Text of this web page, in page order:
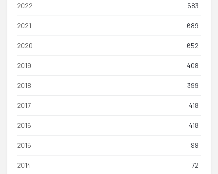
2022 583
2021 689
2020 652
2019 408
2018 399
2017 418
2016 418
2015 99
2014 72